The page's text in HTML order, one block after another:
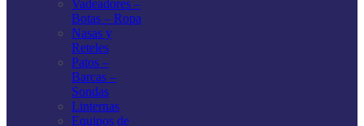
Vadeadores –
Botas – Ropa
Nasas y
Reteles
Patos –
Barcas –
Sondas
Linternas
Equipos de